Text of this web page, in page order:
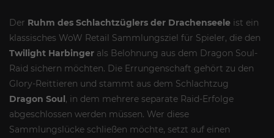
Der Ruhm des Schlachtzüglers der Drachenseele ist ein
klassisches WoW Retail Sammlungsziel für Spieler, die den
Twilight Harbinger als Belohnung aus dem Dragon Soul-
Raid sichern möchten. Die Errungenschaft gehört zu den
Glory-Reittieren und stammt aus dem Schlachtzug
Dragon Soul, in dem mehrere separate Raid-Erfolge
abgeschlossen werden müssen. Wer diese
Sammlungslücke schließen möchte, setzt auf einen